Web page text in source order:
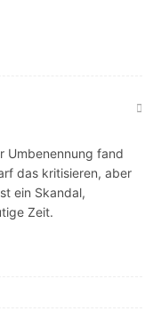
Umbenennung fand
das kritisieren, aber
ein Skandal,
Zeit.